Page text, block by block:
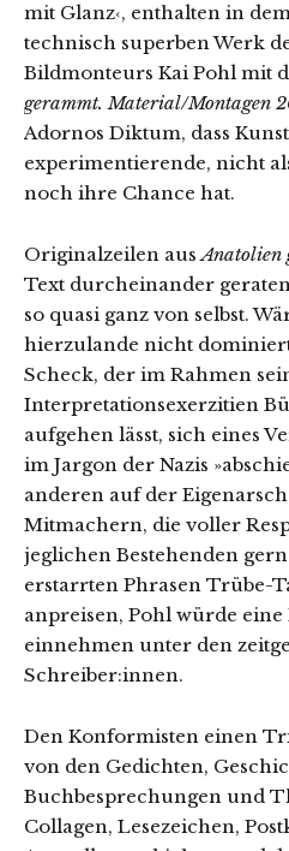
mit Glanz‹, enthalten in
technisch superben Werk
Bildmonteurs Kai Pohl mit
gerammt. Material/Montagen
Adornos Diktum, dass
experimentierende, nicht
noch ihre Chance hat.
Originalzeilen ausAnatolien
Text durcheinander
so quasi ganz von selbst.
hierzulande nicht
Scheck, der im Rahmen
Interpretationsexerzitien
aufgehen lässt, sich eines
im Jargon der Nazis
anderen auf der
Mitmachern, die voller
jeglichen Bestehenden
erstarrten Phrasen Trübe-
anpreisen, Pohl würde eine
einnehmen unter den
Schreiber:innen.
Den Konformisten einen
von den Gedichten,
Buchbesprechungen und
Collagen, Lesezeichen,